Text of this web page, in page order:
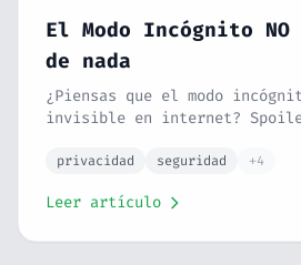
El Modo Incógnito
de nada
¿Piensas que el modo
invisible en internet?
qué herramientas usar si
privacidad seguridad +4
Leer artículo